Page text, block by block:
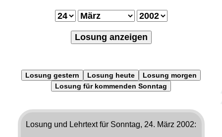
Losung anzeigen
Losung gestern Losung heute
Losung morgen
Losung für kommenden Sonntag
Losung und Lehrtext für Sonntag, 24. März 2002: